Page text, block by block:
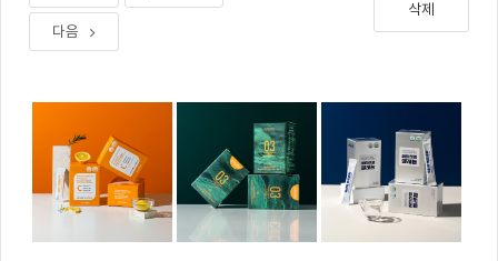
다음
삭제